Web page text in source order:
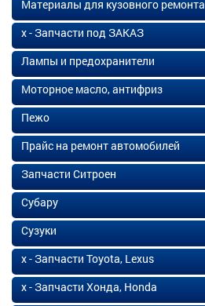
Материалы для кузовного ремонта
х - Запчасти под ЗАКАЗ
Лампы и предохранители
Моторное масло, антифриз
Пежо
Прайс на ремонт автомобилей
Запчасти Ситроен
Субару
Сузуки
х - Запчасти Toyota, Lexus
х - Запчасти Хонда, Honda